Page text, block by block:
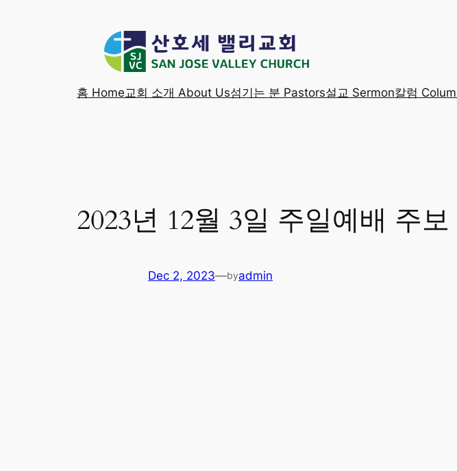
홈 Home교회 소개 About Us섬기는 분 Pastors설교 Sermon칼럼
2023년 12월 3일 주일예배 주보
Dec 2, 2023—byadmin